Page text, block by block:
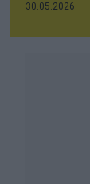
30.05.2026